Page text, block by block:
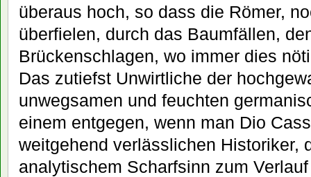
überaus hoch, so dass die Römer,
überfielen, durch das Baumfällen,
Brückenschlagen, wo immer dies
Das zutiefst Unwirtliche der
unwegsamen und feuchten
einem entgegen, wenn man Dio
weitgehend verlässlichen Historiker,
analytischem Scharfsinn zum